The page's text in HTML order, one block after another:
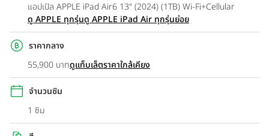
แอปเปิล APPLE iPad Air6 13" (2024) (1TB) Wi-Fi+Cellular
ดู APPLE ทุกรุ่นดู APPLE iPad Air ทุกรุ่นย่อย
ราคากลาง
55,900 บาทดูแท็บเล็ตราคาใกล้เคียง
จำนวนซิม
1 ซิม